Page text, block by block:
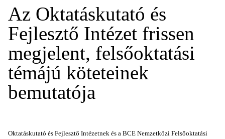
Az Oktatáskutató és
Fejlesztő Intézet frissen
megjelent, felsőoktatási
témájú köteteinek
bemutatója
Oktatáskutató és Fejlesztő Intézetnek és a BCE Nemzetközi Felsőoktatási